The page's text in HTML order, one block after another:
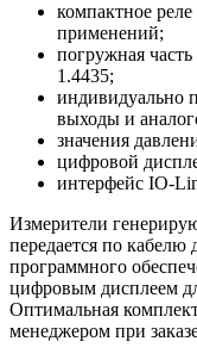
компактное
применений;
погружная
1.4435;
индивидуально
выходы и
значения
цифровой
интерфейс IO-
Измерители
передается по
программного
цифровым дисплеем
Оптимальная
менеджером при